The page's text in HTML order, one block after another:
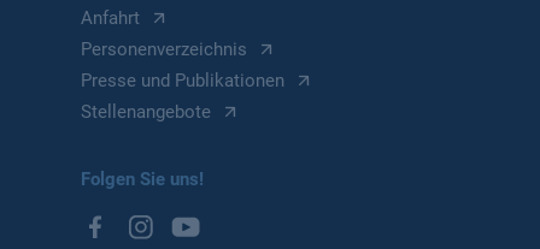
Anfahrt
Personenverzeichnis
Presse und Publikationen
Stellenangebote
Folgen Sie uns!